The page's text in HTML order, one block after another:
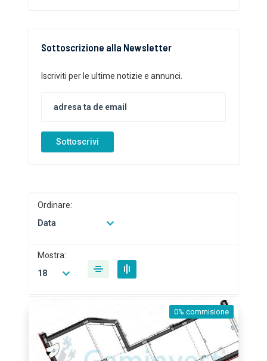
Sottoscrizione alla Newsletter
Iscriviti per le ultime notizie e annunci.
Sottoscrivi
Ordinare:
Data
Mostra:
18
0% commisione